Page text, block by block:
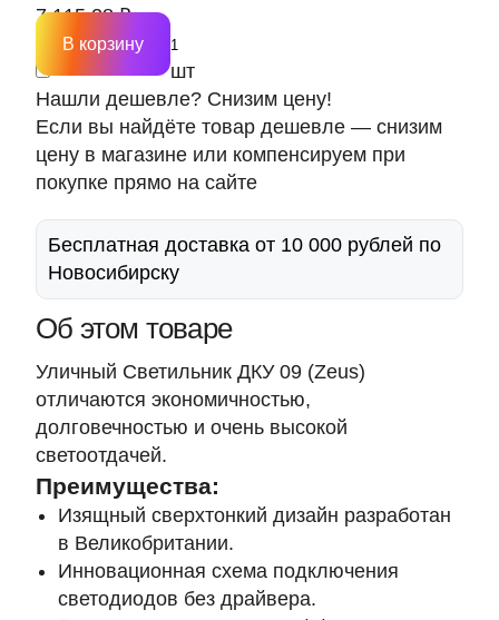
7 115.28 ₽
шт
В корзину
Нашли дешевле? Снизим цену!
Если вы найдёте товар дешевле — снизим
цену в магазине или компенсируем при
покупке прямо на сайте
Бесплатная доставка от 10 000 рублей по
Новосибирску
Об этом товаре
Уличный Светильник ДКУ 09 (Zeus)
отличаются экономичностью,
долговечностью и очень высокой
светоотдачей.
Преимущества:
Изящный сверхтонкий дизайн разработан
в Великобритании.
Инновационная схема подключения
светодиодов без драйвера.